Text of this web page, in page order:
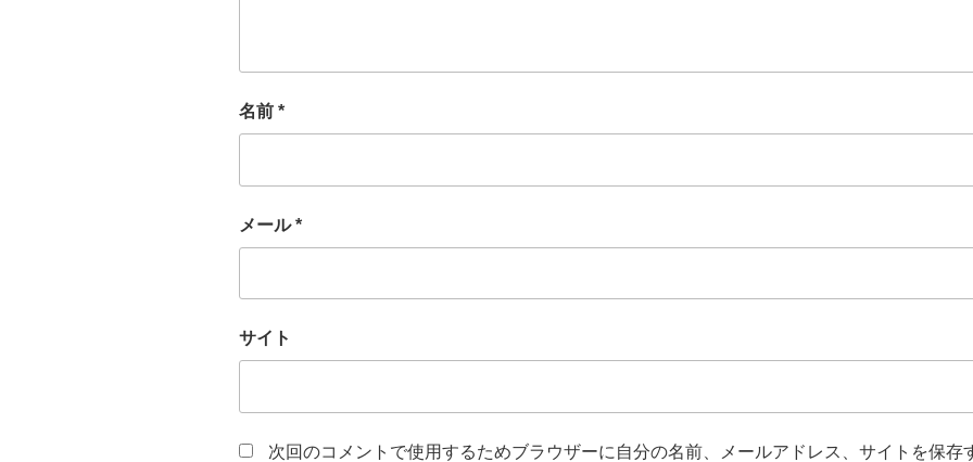
名前 *
メール*
サイト
次回のコメントで使用するためブラウザーに自分の名前、メールアドレス、サイトを保存